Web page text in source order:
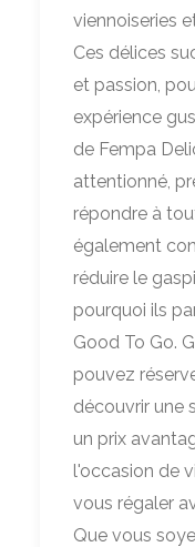
viennoiseries
Ces délices
et passion,
expérience
de Fempa
attentionné,
répondre à
également
réduire le
pourquoi ils
Good To Go.
pouvez
découvrir une
un prix
l'occasion de
vous régaler
Que vous